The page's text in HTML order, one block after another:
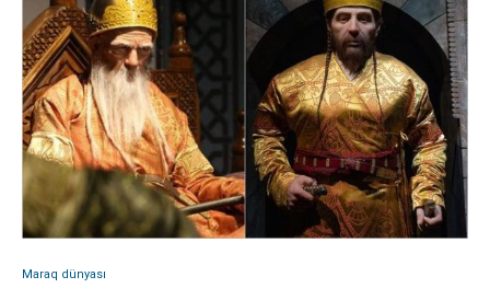
Maraq dünyası